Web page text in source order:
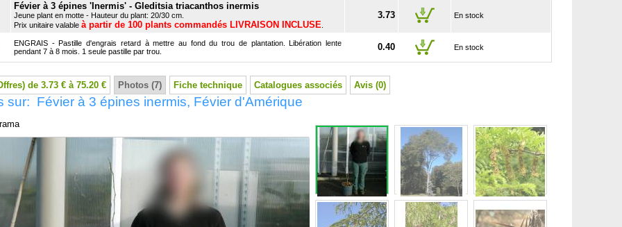
Févier à 3 épines 'Inermis' - Gleditsia triacanthos inermis
Jeune plant en motte - Hauteur du plant: 20/30 cm.
Prix unitaire valable à partir de 100 plants commandés LIVRAISON INCLUSE
3.73 En stock
ENGRAIS - Pastille d'engrais retard à mettre au fond du trou de plantation. Libération lente
pendant 7 à 8 mois. 1 seule pastille par trou.
0.40 En stock
de 3.73 € à 75.20 € Photos (7) Fiche technique Catalogues associés Avis (0)
sur: Févier à 3 épines inermis, Févier d'Amérique